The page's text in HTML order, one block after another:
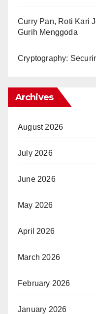
Curry Pan, Roti Kari
Gurih Menggoda
Cryptography:
Archives
August 2026
July 2026
June 2026
May 2026
April 2026
March 2026
February 2026
January 2026